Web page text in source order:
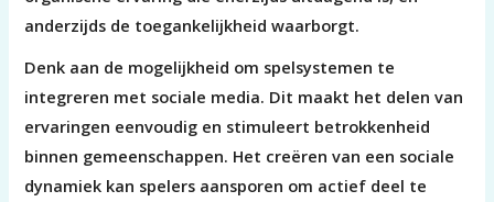
anderzijds de toegankelijkheid waarborgt.
Denk aan de mogelijkheid om spelsystemen te
integreren met sociale media. Dit maakt het delen van
ervaringen eenvoudig en stimuleert betrokkenheid
binnen gemeenschappen. Het creëren van een sociale
dynamiek kan spelers aansporen om actief deel te